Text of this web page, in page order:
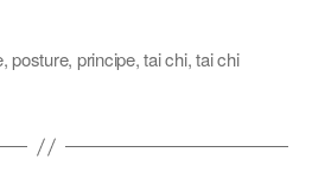
,posture, principe,tai chi,tai chi